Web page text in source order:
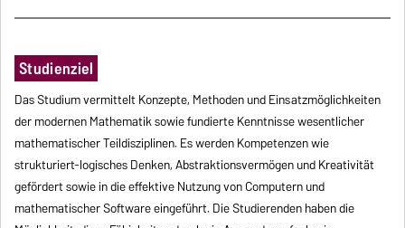
Studienziel
Das Studium vermittelt Konzepte, Methoden und Einsatzmöglichkeiten
der modernen Mathematik sowie fundierte Kenntnisse wesentlicher
mathematischer Teildisziplinen. Es werden Kompetenzen wie
strukturiert-logisches Denken, Abstraktionsvermögen und Kreativität
gefördert sowie in die effektive Nutzung von Computern und
mathematischer Software eingeführt. Die Studierenden haben die